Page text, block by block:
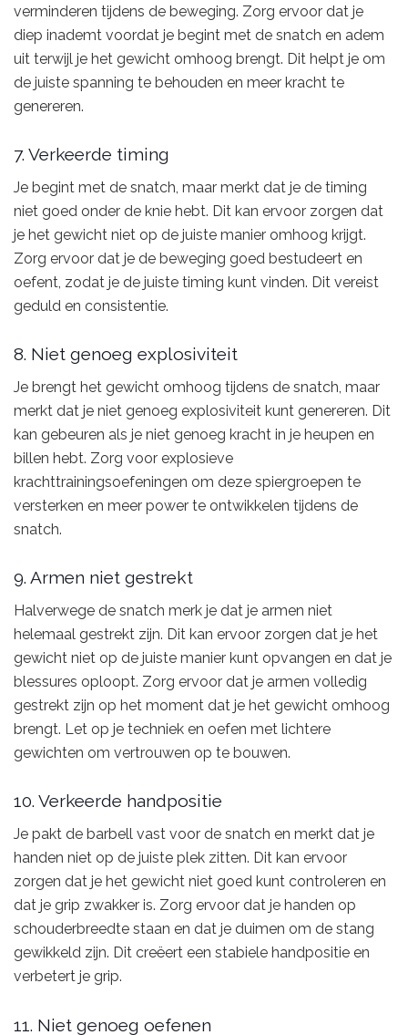
verminderen tijdens de beweging. Zorg ervoor dat je
diep inademt voordat je begint met de snatch en adem
uit terwijl je het gewicht omhoog brengt. Dit helpt je om
de juiste spanning te behouden en meer kracht te
genereren.
7. Verkeerde timing
Je begint met de snatch, maar merkt dat je de timing
niet goed onder de knie hebt. Dit kan ervoor zorgen dat
je het gewicht niet op de juiste manier omhoog krijgt.
Zorg ervoor dat je de beweging goed bestudeert en
oefent, zodat je de juiste timing kunt vinden. Dit vereist
geduld en consistentie.
8. Niet genoeg explosiviteit
Je brengt het gewicht omhoog tijdens de snatch, maar
merkt dat je niet genoeg explosiviteit kunt genereren. Dit
kan gebeuren als je niet genoeg kracht in je heupen en
billen hebt. Zorg voor explosieve
krachttrainingsoefeningen om deze spiergroepen te
versterken en meer power te ontwikkelen tijdens de
snatch.
9. Armen niet gestrekt
Halverwege de snatch merk je dat je armen niet
helemaal gestrekt zijn. Dit kan ervoor zorgen dat je het
gewicht niet op de juiste manier kunt opvangen en dat je
blessures oploopt. Zorg ervoor dat je armen volledig
gestrekt zijn op het moment dat je het gewicht omhoog
brengt. Let op je techniek en oefen met lichtere
gewichten om vertrouwen op te bouwen.
10. Verkeerde handpositie
Je pakt de barbell vast voor de snatch en merkt dat je
handen niet op de juiste plek zitten. Dit kan ervoor
zorgen dat je het gewicht niet goed kunt controleren en
dat je grip zwakker is. Zorg ervoor dat je handen op
schouderbreedte staan en dat je duimen om de stang
gewikkeld zijn. Dit creëert een stabiele handpositie en
verbetert je grip.
11. Niet genoeg oefenen